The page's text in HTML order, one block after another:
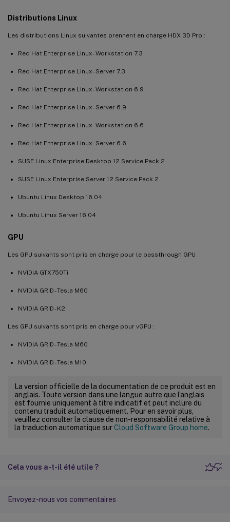
Distributions Linux
Les distributions Linux suivantes prennent en charge HDX 3D Pro :
Red Hat Enterprise Linux - Workstation 7.3
Red Hat Enterprise Linux - Server 7.3
Red Hat Enterprise Linux - Workstation 6.9
Red Hat Enterprise Linux - Server 6.9
Red Hat Enterprise Linux - Workstation 6.6
Red Hat Enterprise Linux - Server 6.6
SUSE Linux Enterprise Desktop 12 Service Pack 2
SUSE Linux Enterprise Server 12 Service Pack 2
Ubuntu Linux Desktop 16.04
Ubuntu Linux Server 16.04
GPU
Les GPU suivants sont pris en charge pour le passthrough GPU :
NVIDIA GTX750Ti
NVIDIA GRID - Tesla M60
NVIDIA GRID - K2
Les GPU suivants sont pris en charge pour vGPU :
NVIDIA GRID - Tesla M60
NVIDIA GRID - Tesla M10
La version officielle de la documentation de ce produit est en
anglais. Toute version dans une langue autre que l’anglais
est fournie uniquement à titre indicatif et peut inclure du
contenu traduit automatiquement. Pour en savoir plus,
veuillez consulter la clause de non-responsabilité relative à
la traduction automatique surCloud Software Group home.
Cela vous a-t-il été utile ?
Envoyez-nous vos commentaires